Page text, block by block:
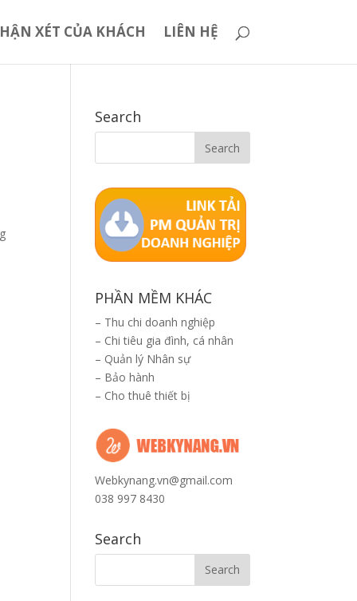
XÉT CỦA KHÁCH LIÊN HỆ
Search
PHẦN MỀM KHÁC
– Thu chi doanh nghiệp
– Chi tiêu gia đình, cá nhân
– Quản lý Nhân sự
– Bảo hành
– Cho thuê thiết bị
Webkynang.vn@gmail.com
038 997 8430
Search